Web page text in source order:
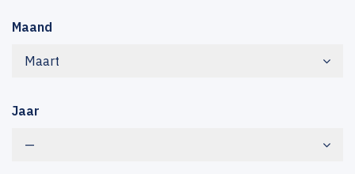
Maand
Maart
Jaar
—